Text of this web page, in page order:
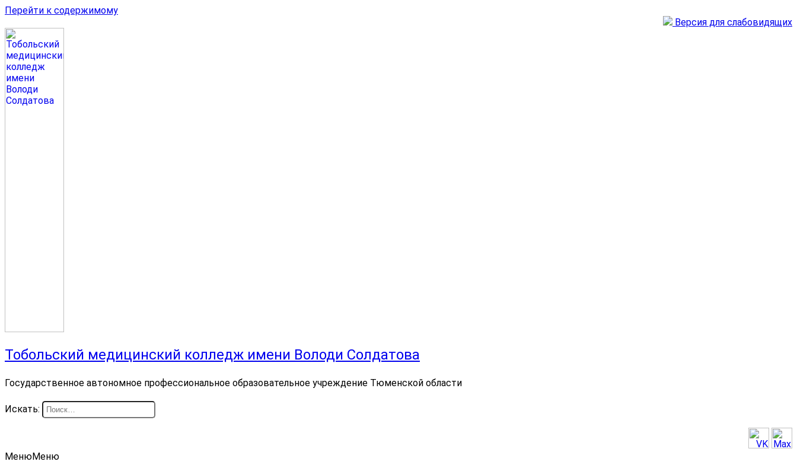
Перейти к содержимому
Версия для слабовидящих
Тобольский медицинский колледж имени Володи Солдатова
Государственное автономное профессиональное образовательное учреждение Тюменской области
Искать:
МенюМеню